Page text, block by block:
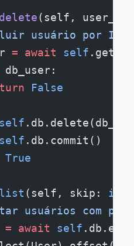
(self,
usuário por
= await self
db_user:
False
.db.commit()
True
(self, skip: int
usuários com
= await self